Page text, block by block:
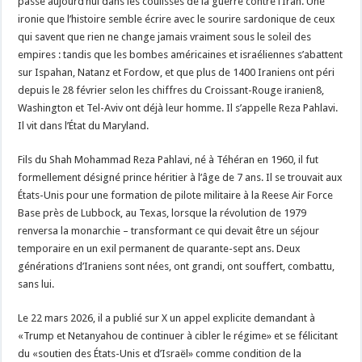
ironie que l’histoire semble écrire avec le sourire sardonique de ceux
qui savent que rien ne change jamais vraiment sous le soleil des
empires : tandis que les bombes américaines et israéliennes s’abattent
sur Ispahan, Natanz et Fordow, et que plus de 1400 Iraniens ont péri
depuis le 28 février selon les chiffres du Croissant-Rouge iranien8,
Washington et Tel-Aviv ont déjà leur homme. Il s’appelle Reza Pahlavi.
Il vit dans l’État du Maryland.
Fils du Shah Mohammad Reza Pahlavi, né à Téhéran en 1960, il fut
formellement désigné prince héritier à l’âge de 7 ans. Il se trouvait aux
États-Unis pour une formation de pilote militaire à la Reese Air Force
Base près de Lubbock, au Texas, lorsque la révolution de 1979
renversa la monarchie – transformant ce qui devait être un séjour
temporaire en un exil permanent de quarante-sept ans. Deux
générations d’Iraniens sont nées, ont grandi, ont souffert, combattu,
sans lui.
Le 22 mars 2026, il a publié sur X un appel explicite demandant à
«Trump et Netanyahou de continuer à cibler le régime» et se félicitant
du «soutien des États-Unis et d’Israël» comme condition de la